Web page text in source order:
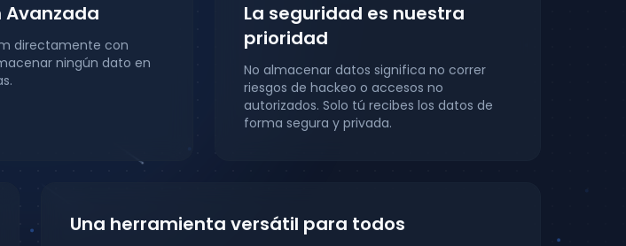
directamente con
ningún dato en
La seguridad es nuestra
prioridad
No almacenar datos significa no correr
riesgos de hackeo o accesos no
autorizados. Solo tú recibes los datos de
forma segura y privada.
Una herramienta versátil para todos